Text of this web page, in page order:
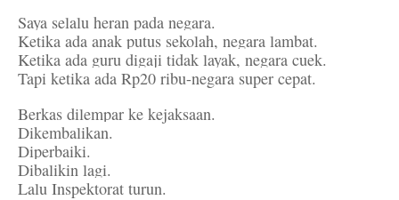
Saya selalu heran pada negara.
Ketika ada anak putus sekolah, negara lambat.
Ketika ada guru digaji tidak layak, negara cuek.
Tapi ketika ada Rp20 ribu-negara super cepat.
Berkas dilempar ke kejaksaan.
Dikembalikan.
Diperbaiki.
Dibalikin lagi.
Lalu Inspektorat turun.